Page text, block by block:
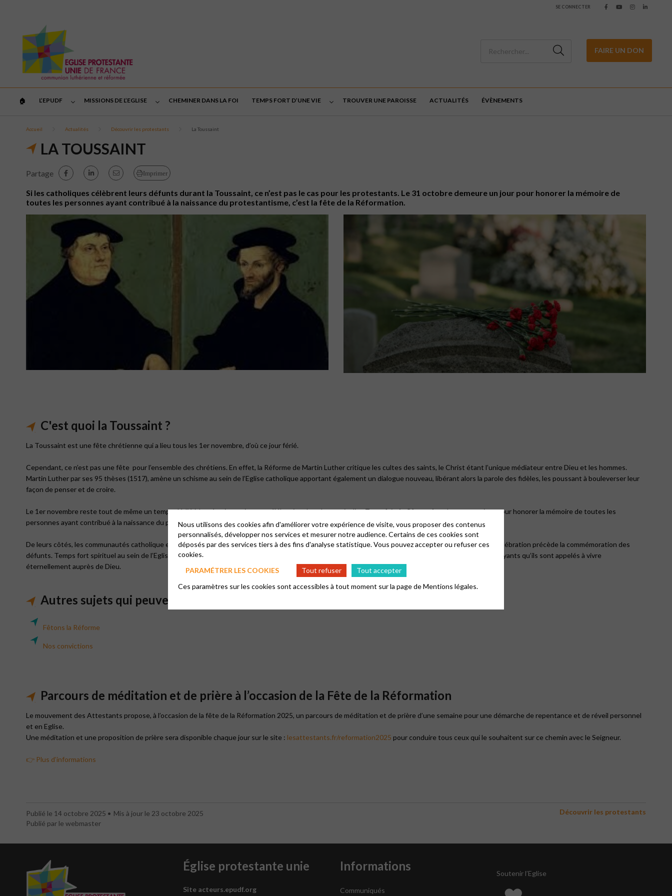
SE CONNECTER
FAIRE UN DON
🏠︎ L’EPUDF MISSIONS DE L’EGLISE CHEMINER DANS LA FOI TEMPS FORT D’UNE VIE TROUVER UNE PAROISSE ACTUALITÉS ÉVÈNEMENTS
Accueil Actualités Découvrir les protestants La Toussaint
LA TOUSSAINT
Partage Imprimer
Si les catholiques célèbrent leurs défunts durant la Toussaint, ce n’est pas le cas pour les protestants. Le 31 octobre demeure un jour pour honorer la mémoire de
toutes les personnes ayant contribué à la naissance du protestantisme, c’est la fête de la Réformation.
C'est quoi la Toussaint ?
La Toussaint est une fête chrétienne qui a lieu tous les 1er novembre, d’où ce jour férié.
Cependant, ce n’est pas une fête pour l’ensemble des chrétiens. En effet, la Réforme de Martin Luther critique les cultes des saints, le Christ étant l’unique médiateur entre Dieu et les hommes.
Martin Luther par ses 95 thèses (1517), amène un schisme au sein de l’Eglise catholique apportant également un dialogue nouveau, libérant alors la parole des fidèles, les poussant à bouleverser leur
façon de penser et de croire.
Le 1er novembre reste tout de même un temps dédié à la mémoire, mais sans célébration de culte particulier. Toutefois,le 31 octobredemeure un jour pour honorer la mémoire de toutes les
personnes ayant contribué à la naissance du protestantisme, c’est la fête de la Réformation.
De leurs côtés, les communautés catholique et orthodoxe célèbrent lors du 1er novembre, durant la Toussaint, l’ensemble des saints de l’Eglise. Cette célébration précède la commémoration des
défunts. Temps fort spirituel au sein de l’Eglise catholique et orthodoxe, mais également culturel en France, les messes de la Toussaint rappellent aux croyants qu’ils sont appelés à vivre
éternellement auprès de Dieu.
Autres sujets qui peuvent vous intéresser
Fêtons la Réforme
Nos convictions
Parcours de méditation et de prière à l’occasion de la Fête de la Réformation
Le mouvement des Attestants propose, à l’occasion de la fête de la Réformation 2025, un parcours de méditation et de prière d’une semaine pour une démarche de repentance et de réveil personnel
et en Eglise.
Une méditation et une proposition de prière sera disponible chaque jour sur le site : lesattestants.fr/reformation2025 pour conduire tous ceux qui le souhaitent sur ce chemin avec le Seigneur.
👉 Plus d’informations
Publié le 14 octobre 2025
Mis à jour le 23 octobre 2025
Publié par le webmaster
Découvrir les protestants
Église protestante unie
Site acteurs.epudf.org
Informations
Communiqués
Soutenir l’Eglise
Nous utilisons des cookies afin d'améliorer votre expérience de visite, vous proposer des contenus
personnalisés, développer nos services et mesurer notre audience. Certains de ces cookies sont
déposés par des services tiers à des fins d'analyse statistique. Vous pouvez accepter ou refuser ces
cookies.
PARAMÉTRER LES COOKIES
Tout refuser
Tout accepter
Ces paramètres sur les cookies sont accessibles à tout moment sur la page deMentions légales.